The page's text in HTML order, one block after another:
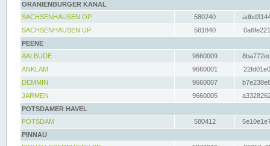
ORANIENBURGER KANAL
SACHSENHAUSEN OP
580240
SACHSENHAUSEN UP
581840
PEENE
AALBUDE
9660009
ANKLAM
9660001
DEMMIN
9660007
JARMEN
9660005
POTSDAMER HAVEL
POTSDAM
580412
PINNAU